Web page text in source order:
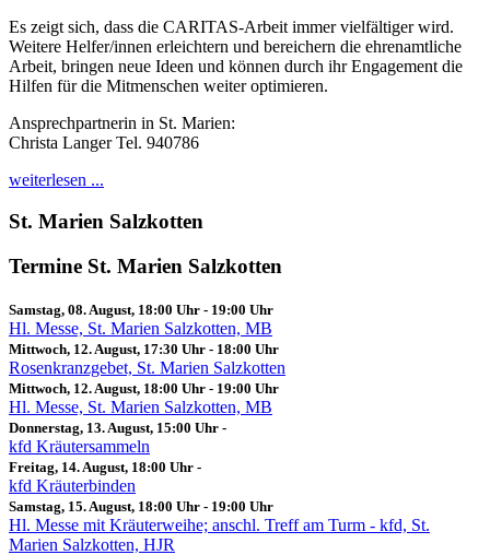
Es zeigt sich, dass die CARITAS-Arbeit immer vielfältiger wird.
Weitere Helfer/innen erleichtern und bereichern die ehrenamtliche
Arbeit, bringen neue Ideen und können durch ihr Engagement die
Hilfen für die Mitmenschen weiter optimieren.
Ansprechpartnerin in St. Marien:
Christa Langer Tel. 940786
weiterlesen ...
St. Marien Salzkotten
Termine St. Marien Salzkotten
Samstag, 08. August, 18:00 Uhr - 19:00 Uhr
Hl. Messe, St. Marien Salzkotten, MB
Mittwoch, 12. August, 17:30 Uhr - 18:00 Uhr
Rosenkranzgebet, St. Marien Salzkotten
Mittwoch, 12. August, 18:00 Uhr - 19:00 Uhr
Hl. Messe, St. Marien Salzkotten, MB
Donnerstag, 13. August, 15:00 Uhr -
kfd Kräutersammeln
Freitag, 14. August, 18:00 Uhr -
kfd Kräuterbinden
Samstag, 15. August, 18:00 Uhr - 19:00 Uhr
Hl. Messe mit Kräuterweihe; anschl. Treff am Turm - kfd, St.
Marien Salzkotten, HJR